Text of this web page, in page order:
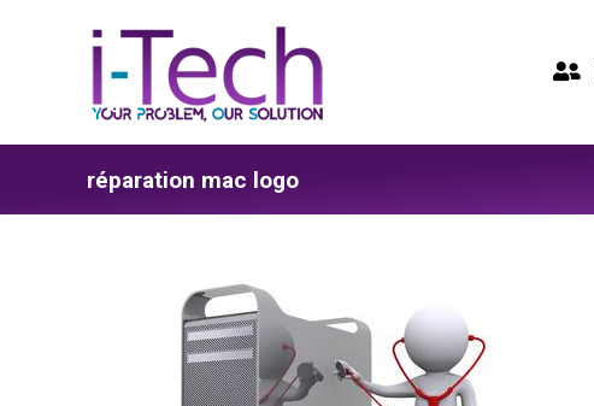
réparation mac logo